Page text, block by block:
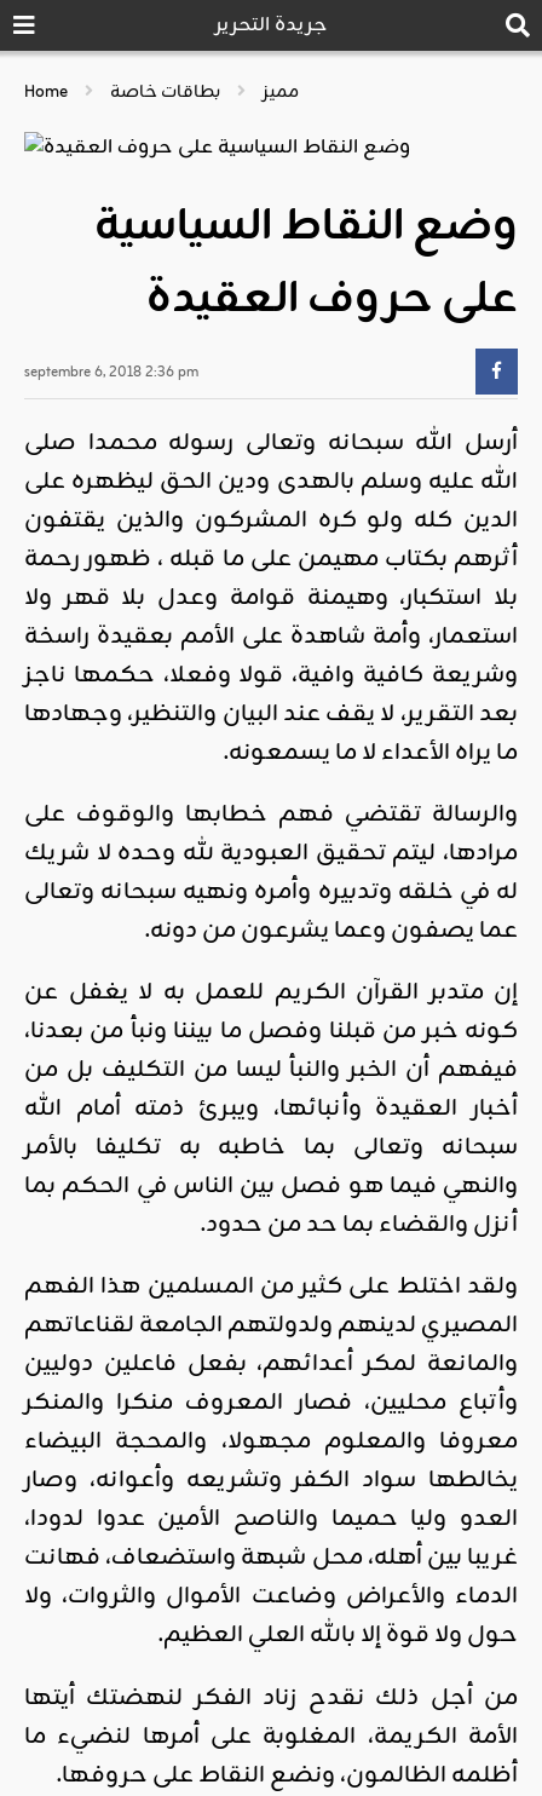
جريدة التحرير
Home مميز بطاقات خاصة
وضع النقاط السياسية
على حروف العقيدة
septembre 6, 2018 2:36 pm
أرسل الله سبحانه وتعالى رسوله محمدا صلى
الله عليه وسلم بالهدى ودين الحق ليظهره على
الدين كله ولو كره المشركون والذين يقتفون
أثرهم بكتاب مهيمن على ما قبله ، ظهور رحمة
بلا استكبار، وهيمنة قوامة وعدل بلا قهر ولا
استعمار، وأمة شاهدة على الأمم بعقيدة راسخة
وشريعة كافية وافية، قولا وفعلا، حكمها ناجز
بعد التقرير، لا يقف عند البيان والتنظير، وجهادها
ما يراه الأعداء لا ما يسمعونه.
والرسالة تقتضي فهم خطابها والوقوف على
مرادها، ليتم تحقيق العبودية لله وحده لا شريك
له في خلقه وتدبيره وأمره ونهيه سبحانه وتعالى
عما يصفون وعما يشرعون من دونه.
إن متدبر القرآن الكريم للعمل به لا يغفل عن
كونه خبر من قبلنا وفصل ما بيننا ونبأ من بعدنا،
فيفهم أن الخبر والنبأ ليسا من التكليف بل من
أخبار العقيدة وأنبائها، ويبرئ ذمته أمام الله
سبحانه وتعالى بما خاطبه به تكليفا بالأمر
والنهي فيما هو فصل بين الناس في الحكم بما
أنزل والقضاء بما حد من حدود.
ولقد اختلط على كثير من المسلمين هذا الفهم
المصيري لدينهم ولدولتهم الجامعة لقناعاتهم
والمانعة لمكر أعدائهم، بفعل فاعلين دوليين
وأتباع محليين، فصار المعروف منكرا والمنكر
معروفا والمعلوم مجهولا، والمحجة البيضاء
يخالطها سواد الكفر وتشريعه وأعوانه، وصار
العدو وليا حميما والناصح الأمين عدوا لدودا،
غريبا بين أهله، محل شبهة واستضعاف، فهانت
الدماء والأعراض وضاعت الأموال والثروات، ولا
حول ولا قوة إلا بالله العلي العظيم.
من أجل ذلك نقدح زناد الفكر لنهضتك أيتها
الأمة الكريمة، المغلوبة على أمرها لنضيء ما
أظلمه الظالمون، ونضع النقاط على حروفها.